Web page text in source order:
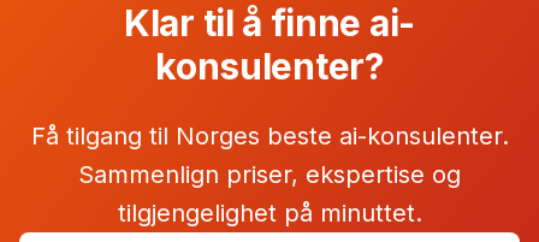
Klar til å finne ai-
konsulenter?
Få tilgang til Norges beste ai-konsulenter.
Sammenlign priser, ekspertise og
tilgjengelighet på minuttet.